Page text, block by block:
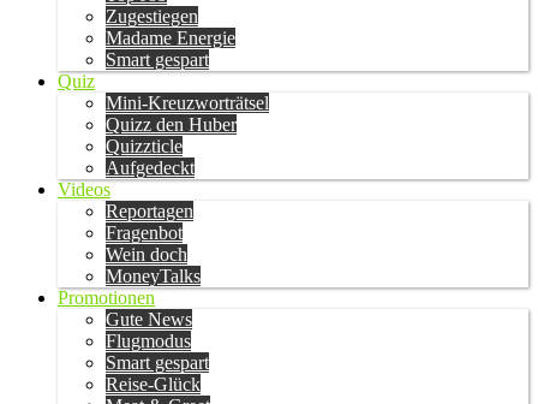
Zugestiegen
Madame Energie
Smart gespart
Quiz
Mini-Kreuzworträtsel
Quizz den Huber
Quizzticle
Aufgedeckt
Videos
Reportagen
Fragenbot
Wein doch
MoneyTalks
Promotionen
Gute News
Flugmodus
Smart gespart
Reise-Glück